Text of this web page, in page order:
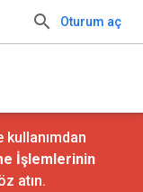
Oturum aç
İşlemlerinin
atın.